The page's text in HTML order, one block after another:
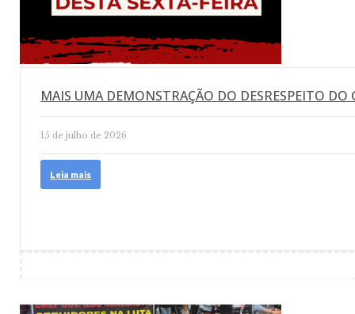
MAIS UMA DEMONSTRAÇÃO DO DESRESPEITO
15 de julho de 2026
Leia mais